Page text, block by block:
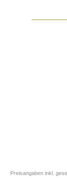
Preisangaben inkl.